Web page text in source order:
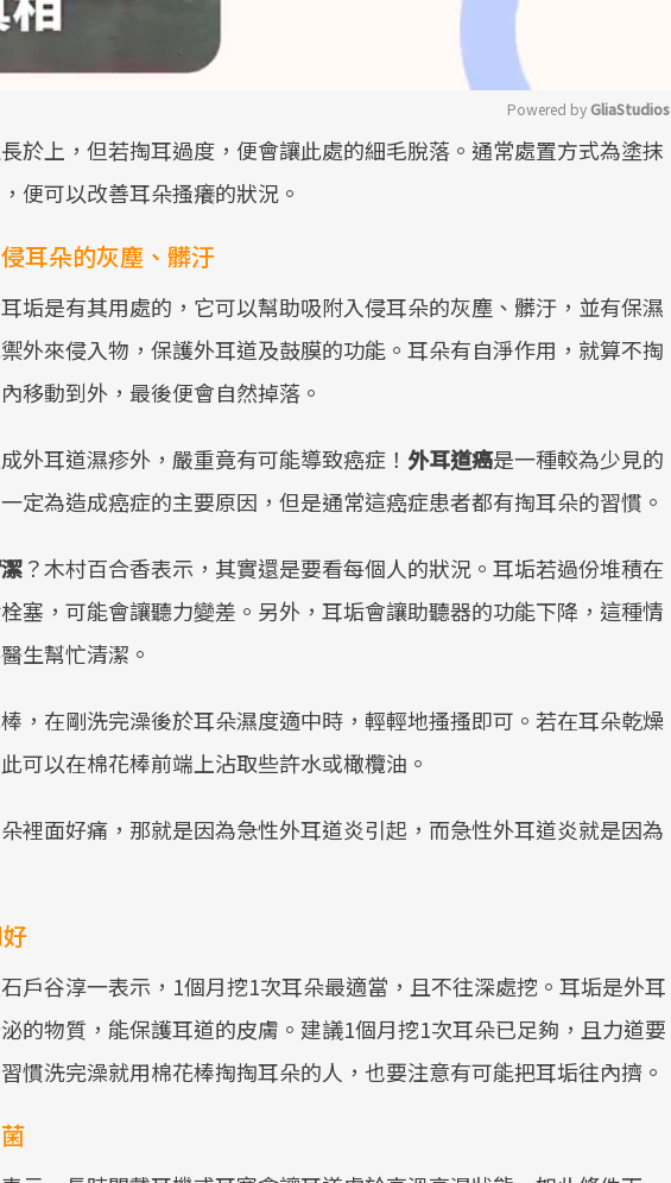
Powered by GliaStudios
於上，但若掏耳過度，便會讓此處的細毛脫落。通常處置方式為塗抹
便可以改善耳朵搔癢的狀況。
耳朵的灰塵、髒汙
垢是有其用處的，它可以幫助吸附入侵耳朵的灰塵、髒汙，並有保濕
外來侵入物，保護外耳道及鼓膜的功能。耳朵有自淨作用，就算不掏
移動到外，最後便會自然掉落。
外耳道濕疹外，嚴重竟有可能導致癌症！ 外耳道癌是一種較為少見的
定為造成癌症的主要原因，但是通常這癌症患者都有掏耳朵的習慣。
？木村百合香表示，其實還是要看每個人的狀況。耳垢若過份堆積在
塞，可能會讓聽力變差。另外，耳垢會讓助聽器的功能下降，這種情
生幫忙清潔。
，在剛洗完澡後於耳朵濕度適中時，輕輕地搔搔即可。若在耳朵乾燥
可以在棉花棒前端上沾取些許水或橄欖油。
裡面好痛，那就是因為急性外耳道炎引起，而急性外耳道炎就是因為
戶谷淳一表示，1個月挖1次耳朵最適當，且不往深處挖。耳垢是外耳
的物質，能保護耳道的皮膚。建議1個月挖1次耳朵已足夠，且力道要
慣洗完澡就用棉花棒掏掏耳朵的人，也要注意有可能把耳垢往內擠。